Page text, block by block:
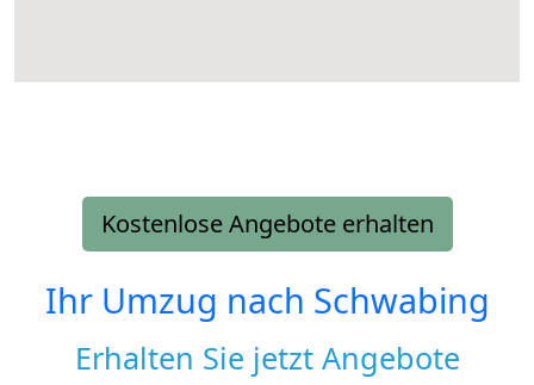
Kostenlose Angebote erhalten
Ihr Umzug nach Schwabing
Erhalten Sie jetzt Angebote